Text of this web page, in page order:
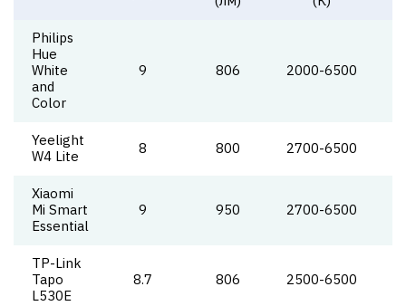
Philips
Hue
White
and
Color
9 806 2000-6500
Yeelight
W4 Lite
8 800 2700-6500
Xiaomi
Mi Smart
Essential
9 950 2700-6500
TP-Link
Tapo
L530E
8.7 806 2500-6500